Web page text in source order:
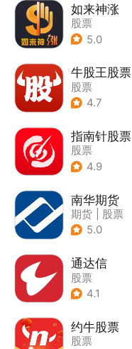
如来神涨
股票
5.0
牛股王股票
股票
4.7
指南针股票
股票
4.9
南华期货
期货
股票
| 贵金属原油
5.0
通达信
股票
4.1
约牛股票
股票